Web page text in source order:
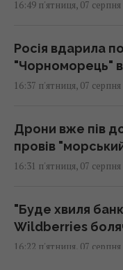
16:49 п'ятниця, 07
Росія вдарила
"Чорноморець"
16:37 п'ятниця, 07
Дрони вже пів
провів
16:31 п'ятниця, 07
"Буде хвиля
Wildberries
16:22 п'ятниця, 07